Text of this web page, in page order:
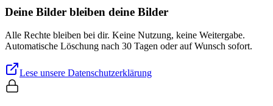
Deine Bilder bleiben deine Bilder
Alle Rechte bleiben bei dir. Keine Nutzung, keine Weitergabe.
Automatische Löschung nach 30 Tagen oder auf Wunsch sofort.
Lese unsere Datenschutzerklärung